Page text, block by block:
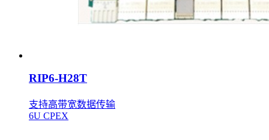
RIP6-H28T
支持高带宽数据传输
6U CPEX